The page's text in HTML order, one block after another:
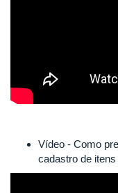
Vídeo - Como
cadastro de itens